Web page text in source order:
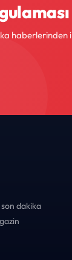
haberlerinden
dakika